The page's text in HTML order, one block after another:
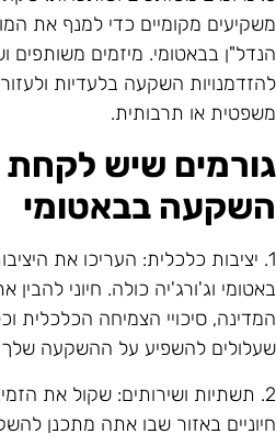
מקומיים כדי למנף את
בבאטומי. מיזמים משותפים
השקעה בלעדיות
או תרבותית.
שיש לקחת
בבאטומי
1. יציבות כלכלית: העריכו את
וג'ורג'יה כולה. חיוני להבין
סיכויי הצמיחה הכלכלית וכל
להשפיע על ההשקעה שלך
2. תשתיות ושירותים: שקול את
באזור שבו אתה מתכנן